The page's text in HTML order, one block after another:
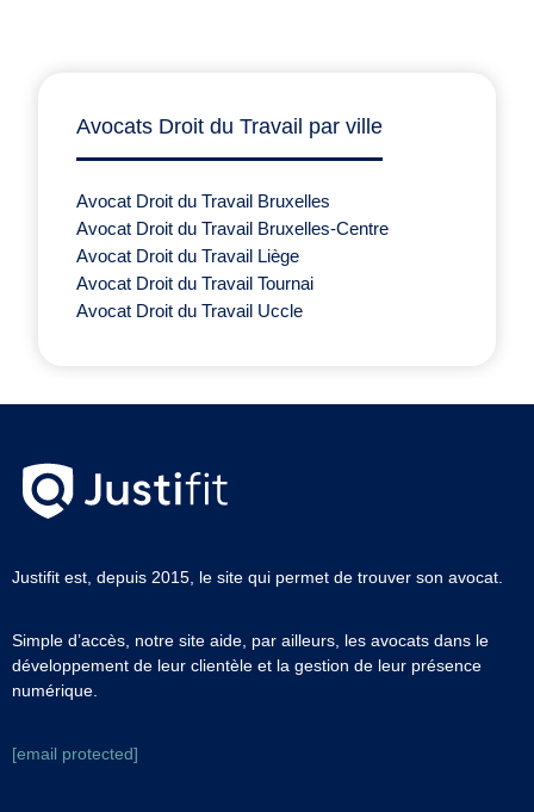
Avocats Droit du Travail par ville
Avocat Droit du Travail Bruxelles
Avocat Droit du Travail Bruxelles-Centre
Avocat Droit du Travail Liège
Avocat Droit du Travail Tournai
Avocat Droit du Travail Uccle
Justifit est, depuis 2015, le site qui permet de trouver son avocat.
Simple d’accès, notre site aide, par ailleurs, les avocats dans le
développement de leur clientèle et la gestion de leur présence
numérique.
[email protected]